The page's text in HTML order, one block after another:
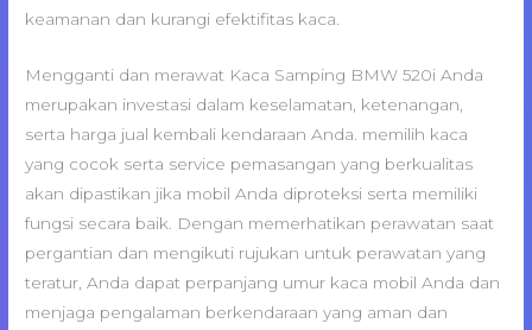
keamanan dan kurangi efektifitas kaca.
Mengganti dan merawat Kaca Samping BMW 520i Anda
merupakan investasi dalam keselamatan, ketenangan,
serta harga jual kembali kendaraan Anda. memilih kaca
yang cocok serta service pemasangan yang berkualitas
akan dipastikan jika mobil Anda diproteksi serta memiliki
fungsi secara baik. Dengan memerhatikan perawatan saat
pergantian dan mengikuti rujukan untuk perawatan yang
teratur, Anda dapat perpanjang umur kaca mobil Anda dan
menjaga pengalaman berkendaraan yang aman dan